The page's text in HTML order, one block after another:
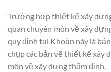
Trường hợp thiết kế xây
quan chuyên môn về xây
quy định tại Khoản này là
chụp các bản vẽ thiết kế xây
môn về xây dựng thẩm định.